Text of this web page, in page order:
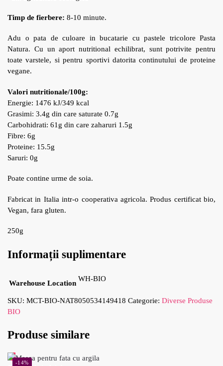
Timp de fierbere: 8-10 minute.
Adu o pata de culoare in bucatarie cu pastele tricolore Pasta
Natura. Cu un aport nutritional echilibrat, sunt potrivite pentru
toate varstele, si pentru sportivi datorita continutului de proteine
vegane.
Valori nutritionale/100g:
Energie: 1476 kJ/349 kcal
Grasimi: 3.4g din care saturate 0.7g
Carbohidrati: 61g din care zaharuri 1.5g
Fibre: 6g
Proteine: 15.5g
Saruri: 0g
Poate contine urme de soia.
Fabricat in Italia intr-o cooperativa agricola. Produs certificat bio,
Vegan, fara gluten.
250g
Informații suplimentare
Warehouse Location
WH-BIO
SKU: MCT-BIO-NAT8050534149418 Categorie: Diverse Produse
BIO
Produse similare
-14%